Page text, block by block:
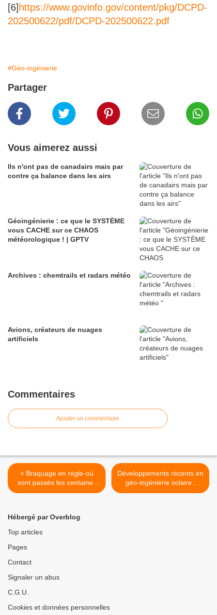
[6] https://www.govinfo.gov/content/pkg/DCPD-
202500622/pdf/DCPD-202500622.pdf
#Géo-ingénierie
Partager
Vous aimerez aussi
Ils n'ont pas de canadairs mais par
contre ça balance dans les airs
Géoingénierie : ce que le SYSTÈME
vous CACHE sur ce CHAOS
météorologique ! | GPTV
Archives : chemtrails et radars météo
Avions, créateurs de nuages
artificiels
Commentaires
Ajouter un commentaire
< Braquage en règle-où
sont passés les centaines
de milliards des réserves
Développements récents en
géo-ingénierie solaire :
dangers de la normalisation
Hébergé par Overblog
Top articles
Pages
Contact
Signaler un abus
C.G.U.
Cookies et données personnelles